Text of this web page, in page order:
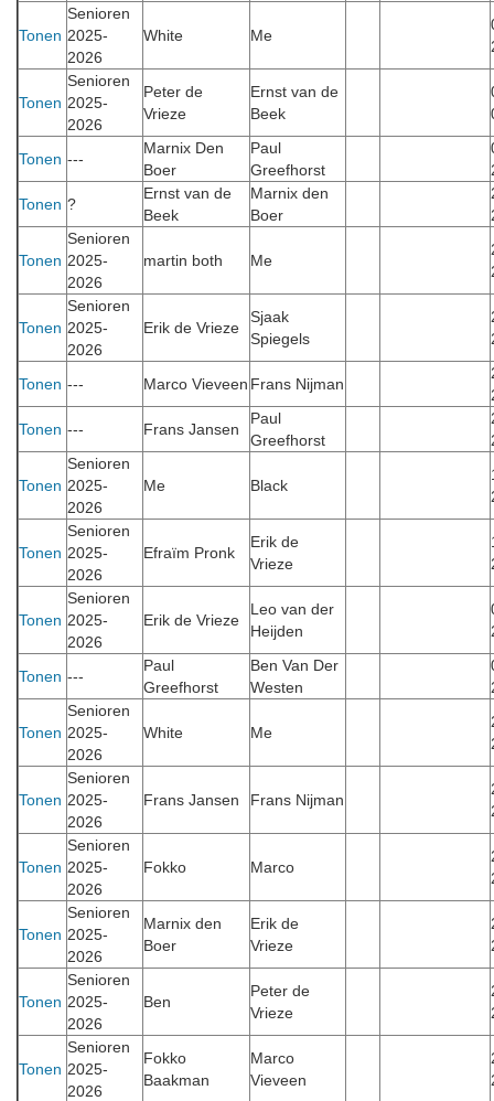
Tonen
Senioren
2025-
2026
White Me
Tonen
Senioren
2025-
2026
Peter de
Vrieze
Ernst van de
Beek
Tonen ---
Marnix Den
Boer
Paul
Greefhorst
Tonen ?
Ernst van de
Beek
Marnix den
Boer
Tonen
Senioren
2025-
2026
martin both Me
Tonen
Senioren
2025-
2026
Erik de Vrieze
Sjaak
Spiegels
Tonen --- Marco Vieveen Frans Nijman
Tonen --- Frans Jansen
Paul
Greefhorst
Tonen
Senioren
2025-
2026
Me Black
Tonen
Senioren
2025-
2026
Efraïm Pronk
Erik de
Vrieze
Tonen
Senioren
2025-
2026
Erik de Vrieze
Leo van der
Heijden
Tonen ---
Paul
Greefhorst
Ben Van Der
Westen
Tonen
Senioren
2025-
2026
White Me
Tonen
Senioren
2025-
2026
Frans Jansen Frans Nijman
Tonen
Senioren
2025-
2026
Fokko Marco
Tonen
Senioren
2025-
2026
Marnix den
Boer
Erik de
Vrieze
Tonen
Senioren
2025-
2026
Ben
Peter de
Vrieze
Tonen
Senioren
2025-
2026
Fokko
Baakman
Marco
Vieveen